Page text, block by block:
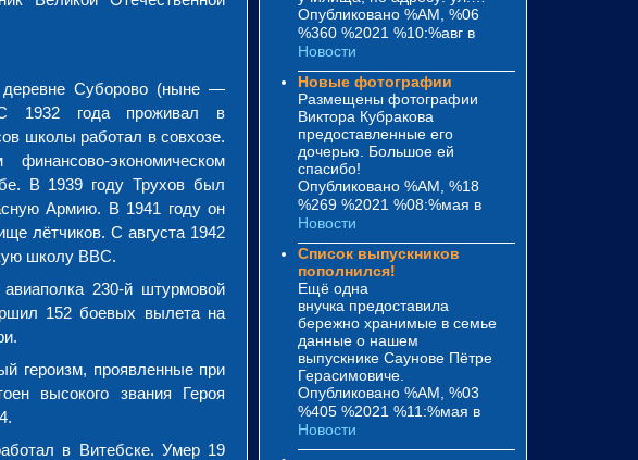
Суборово (ныне —
С 1932 года проживал в
школы работал в совхозе.
экономическом
В 1939 году Трухов был
Армию. В 1941 году он
лётчиков. С августа 1942
школу ВВС.
230-й штурмовой
152 боевых вылета на
героизм, проявленные при
высокого звания Героя
в Витебске. Умер 19
Опубликовано %AM, %06
%360 %2021 %10:%авг в
Новости
Новые фотографии
Размещены фотографии
Виктора Кубракова
предоставленные его
дочерью. Большое ей
спасибо!
Опубликовано %AM, %18
%269 %2021 %08:%мая в
Новости
Список выпускников
пополнился!
Ещё одна
внучка предоставила
бережно хранимые в семье
данные о нашем
выпускнике Саунове Пётре
Герасимовиче.
Опубликовано %AM, %03
%405 %2021 %11:%мая в
Новости